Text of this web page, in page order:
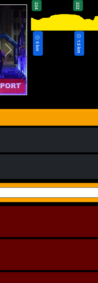
0 km
224 222
1.5 km